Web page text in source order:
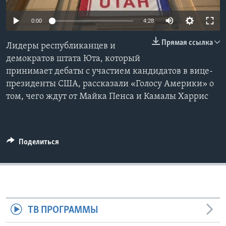
Learning English
СОЦИАЛЬНЫЕ СЕТИ
Языки
0:00 4:28
Прямая ссылка
Лидеры республиканцев и
демократов штата Юта, который
принимает дебаты с участием кандидатов в вице-
президенты США, рассказали «Голосу Америки» о
том, чего ждут от Майка Пенса и Камалы Харрис
Поделиться
ТВ ПРОГРАММЫ